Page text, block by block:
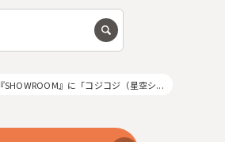
『SHOWROOM』に「コジコジ（星空シ...